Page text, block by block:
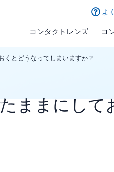
よ
コンタクトレンズ コ
くとどうなってしまいますか？
ままにして